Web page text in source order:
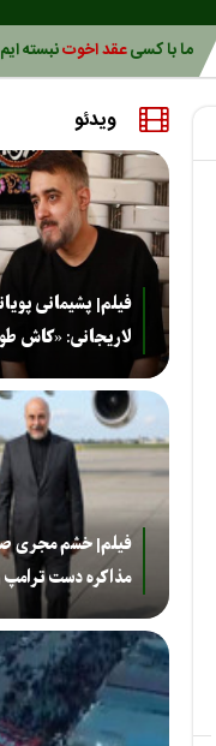
ما با کسیعقد اخوتنبسته ایم
ویدئو
فیلم| پشیمانی
لاریجانی: «کاش
فیلم| خشم مجری
مذاکره دست ترامپ